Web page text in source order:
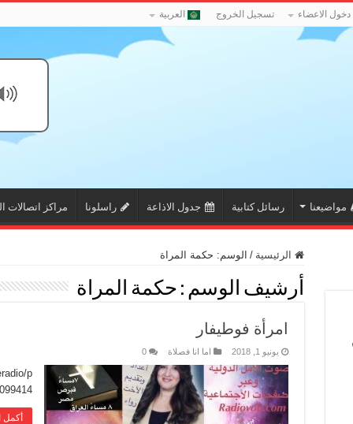
الاعضاء تسجيل الخروج العربية
مواضيعنا رسائل كتابية جدول الاذاعة راسلونا مراكز اتصالات
الرئيسية / الوسم: حكمة المراة
أرشيف الوسم : حكمة المراة
امرأة فوطيفار
يونيو 1, 2018 اما انا فصلاة 0
p
أكمل